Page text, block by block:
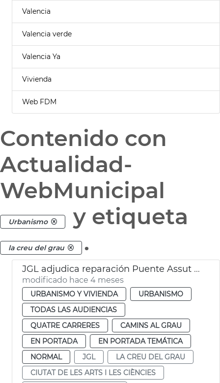
Valencia
Valencia verde
Valencia Ya
Vivienda
Web FDM
Contenido con
Actualidad-
WebMunicipal
Urbanismo y etiqueta
la creu del grau .
JGL adjudica reparación Puente Assut de l'Or València
modificado hace 4 meses
URBANISMO Y VIVIENDA
URBANISMO
TODAS LAS AUDIENCIAS
QUATRE CARRERES
CAMINS AL GRAU
EN PORTADA
EN PORTADA TEMÁTICA
NORMAL
JGL
LA CREU DEL GRAU
CIUTAT DE LES ARTS I LES CIÈNCIES